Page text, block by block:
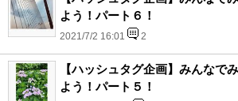
よう！パート６！
2021/7/2 16:01 2
【ハッシュタグ企画】みんなで
よう！パート５！